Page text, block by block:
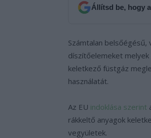
Állítsd be, hogy
Számtalan belsőégésű,
díszítőelemeket melyek
keletkező füstgáz
használatát.
Az EU indoklása szerint
rákkeltő anyagok
vegyületek.